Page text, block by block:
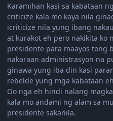
Karamihan kasi sa kabataan
criticize kala mo kaya nila
icriticize nila yung ibang
at kurakot eh pero nakikita ko
presidente para maayos
nakaraan administrasyon na
ginawa yung iba din kasi
rebelde yung mga kabataan
Oo nga eh hindi nalang
kala mo andami ng alam sa
presidente sakanila.